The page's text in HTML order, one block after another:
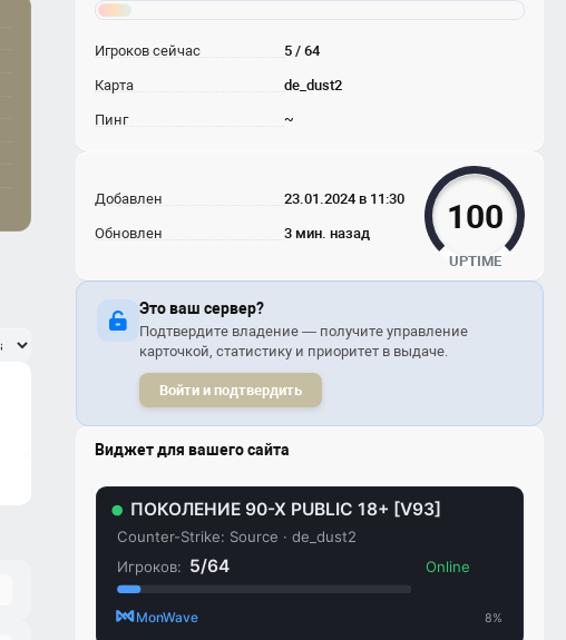
Игроков сейчас 5 / 64
Карта de_dust2
Пинг ~
Добавлен 23.01.2024 в 11:30
Обновлен 3 мин. назад 100
UPTIME
Это ваш сервер?
Подтвердите владение — получите управление
карточкой, статистику и приоритет в выдаче.
Войти и подтвердить
Виджет для вашего сайта